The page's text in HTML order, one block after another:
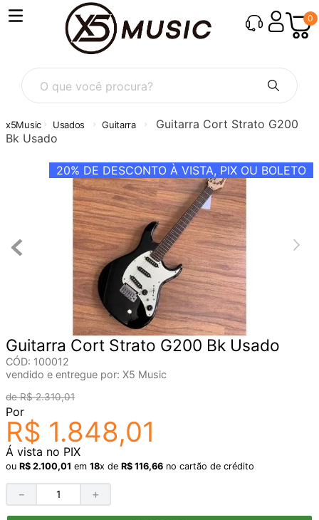
0
O que você procura?
Usados Guitarra
Guitarra Cort Strato G200
Bk Usado
20% DE DESCONTO À VISTA, PIX OU BOLETO
Guitarra Cort Strato G200 Bk Usado
CÓD: 100012
vendido e entregue por: X5 Music
R$ 2.310,01
Por
R$ 1.848,01
Á vista no PIX
ou R$ 2.100,01 em 18x de R$ 116,66 no cartão de crédito
＋
－